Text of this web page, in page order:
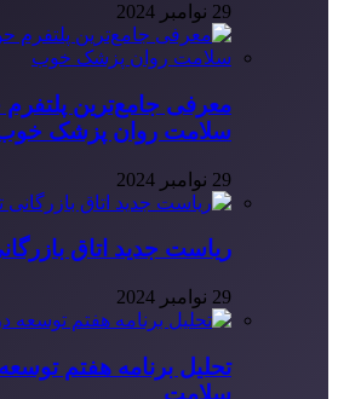
29 نوامبر 2024
معرفی جامع‌ترین
سلامت روان پزشک
29 نوامبر 2024
ریاست جدید اتاق
29 نوامبر 2024
تحلیل برنامه هفتم
سلامت